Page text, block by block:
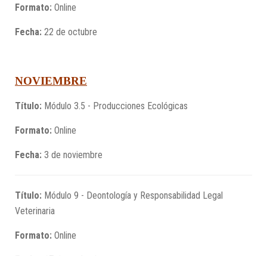
Formato: Online
Fecha: 22 de octubre
NOVIEMBRE
Título: Módulo 3.5 - Producciones Ecológicas
Formato: Online
Fecha: 3 de noviembre
Título: Módulo 9 - Deontología y Responsabilidad Legal
Veterinaria
Formato: Online